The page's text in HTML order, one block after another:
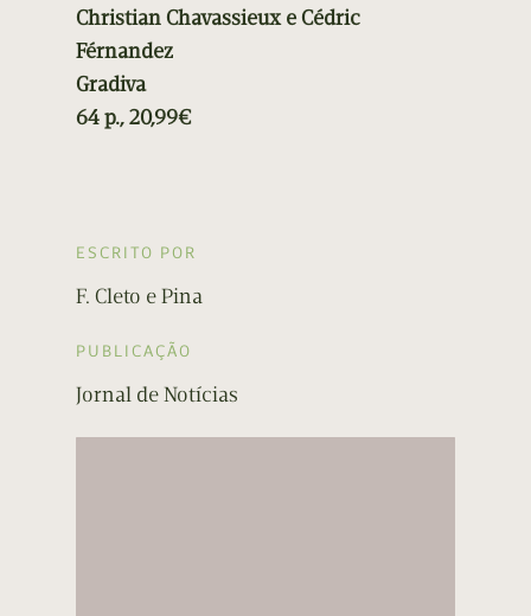
Christian Chavassieux e Cédric
Férnandez
Gradiva
64 p., 20,99€
ESCRITO POR
F. Cleto e Pina
PUBLICAÇÃO
Jornal de Notícias